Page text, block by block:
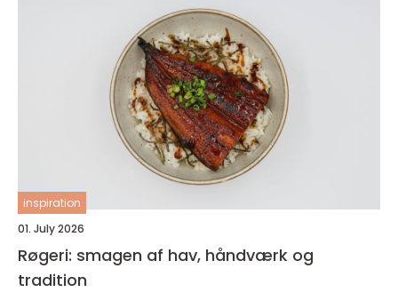
inspiration
01. July 2026
Røgeri: smagen af hav, håndværk og
tradition